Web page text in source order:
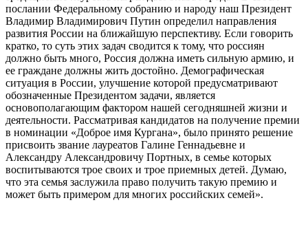
послании Федеральному собранию и народу наш Президент
Владимир Владимирович Путин определил направления
развития России на ближайшую перспективу. Если говорить
кратко, то суть этих задач сводится к тому, что россиян
должно быть много, Россия должна иметь сильную армию, и
ее граждане должны жить достойно. Демографическая
ситуация в России, улучшение которой предусматривают
обозначенные Президентом задачи, является
основополагающим фактором нашей сегодняшней жизни и
деятельности. Рассматривая кандидатов на получение премии
в номинации «Доброе имя Кургана», было принято решение
присвоить звание лауреатов Галине Геннадьевне и
Александру Александровичу Портных, в семье которых
воспитываются трое своих и трое приемных детей. Думаю,
что эта семья заслужила право получить такую премию и
может быть примером для многих российских семей».